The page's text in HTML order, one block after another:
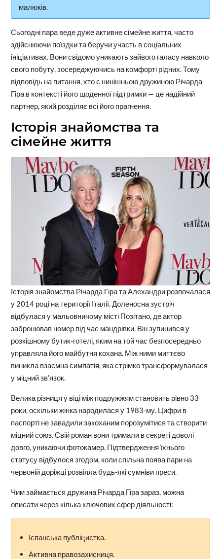
малюків.
Сьогодні пара веде дуже активне сімейне життя, часто
здійснюючи поїздки та беручи участь в соціальних
ініціативах. Вони свідомо уникають зайвого галасу навколо
свого побуту, зосереджуючись на комфорті рідних. Тому
відповідь на питання, хто є нинішньою дружиною Річарда
Гіра в контексті його щоденної підтримки — це надійний
партнер, який розділяє всі його прагнення.
Історія знайомства та
сімейне життя
Історія знайомства Річарда Гіра та Алехандри розпочалася
у 2014 році на території Італії. Доленосна зустріч
відбулася у мальовничому місті Позітано, де актор
забронював номер під час мандрівки. Він зупинився у
розкішному бутик-готелі, яким на той час безпосередньо
управляла його майбутня кохана. Між ними миттєво
виникла взаємна симпатія, яка стрімко трансформувалася
у міцний зв’язок.
Велика різниця у віці між подружжям становить рівно 33
роки, оскільки жінка народилася у 1983-му. Цифри в
паспорті не завадили закоханим порозумітися та створити
міцний союз. Свій роман вони тримали в секреті доволі
довго, уникаючи фотокамер. Підтвердження їхнього
статусу відбулося згодом, коли спільна поява пари на
червоній доріжці розвіяла будь-які сумніви преси.
Чим займається дружина Річарда Гіра зараз, можна
описати через кілька ключових сфер діяльності:
Іспанська публіцистка.
Активна правозахисниця.